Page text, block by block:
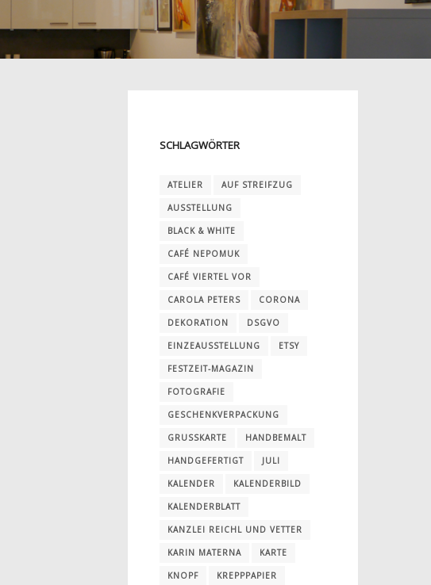
SCHLAGWÖRTER
ATELIER AUF STREIFZUG
AUSSTELLUNG
BLACK & WHITE
CAFÉ NEPOMUK
CAFÉ VIERTEL VOR
CAROLA PETERS CORONA
DEKORATION DSGVO
EINZEAUSSTELLUNG ETSY
FESTZEIT-MAGAZIN
FOTOGRAFIE
GESCHENKVERPACKUNG
GRUSSKARTE HANDBEMALT
HANDGEFERTIGT JULI
KALENDER KALENDERBILD
KALENDERBLATT
KANZLEI REICHL UND VETTER
KARIN MATERNA KARTE
KNOPF KREPPPAPIER